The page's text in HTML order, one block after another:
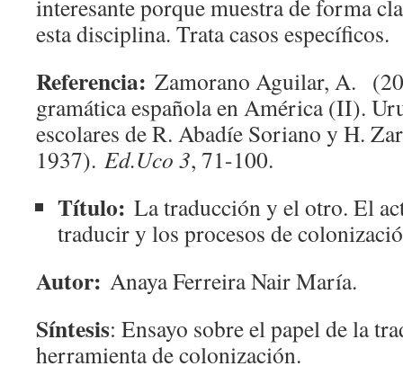
interesante porque muestra de forma
esta disciplina. Trata casos específicos.
Referencia: Zamorano Aguilar, A.
gramática española en América (II).
escolares de R. Abadíe Soriano y H.
1937). Ed.Uco 3, 71-100.
Título: La traducción y el otro. El
traducir y los procesos de
Autor: Anaya Ferreira Nair María.
Síntesis: Ensayo sobre el papel de la
herramienta de colonización.